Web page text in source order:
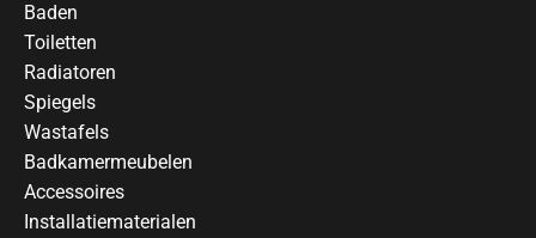
Baden
Toiletten
Radiatoren
Spiegels
Wastafels
Badkamermeubelen
Accessoires
Installatiematerialen